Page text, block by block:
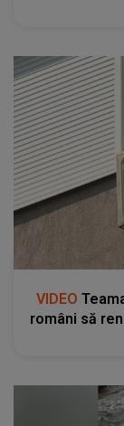
VIDEO
români să